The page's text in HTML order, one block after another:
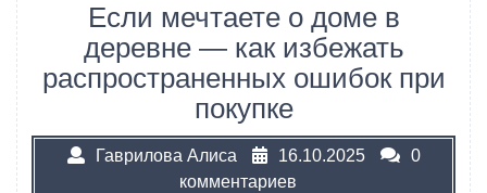
Если мечтаете о доме в
деревне — как избежать
распространенных ошибок при
покупке
Гаврилова Алиса 16.10.2025
0
комментариев